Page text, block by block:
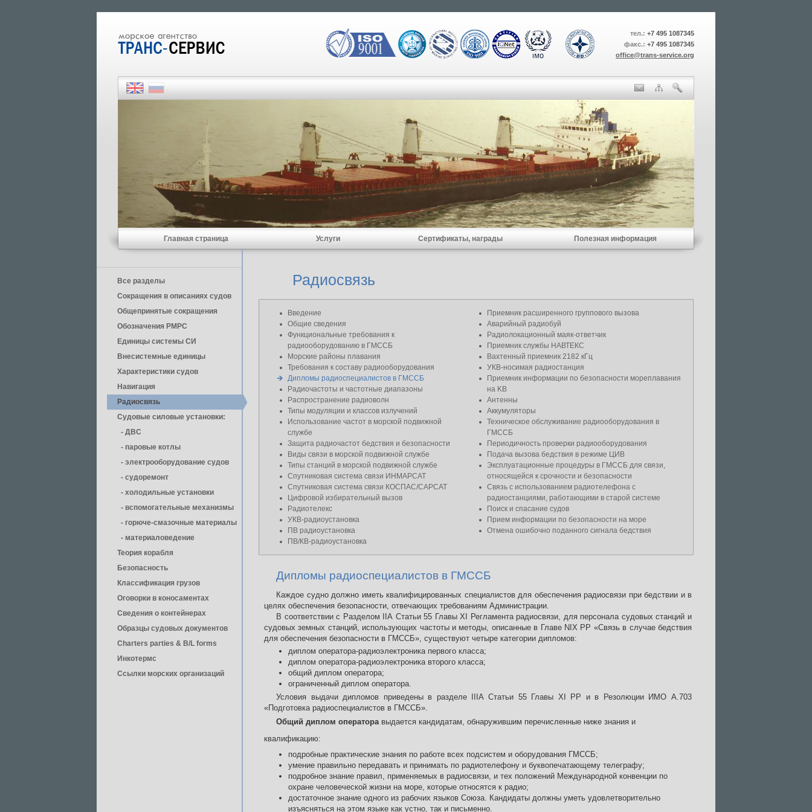
тел.: +7 495 1087345
факс.: +7 495 1087345
office@trans-service.org
Главная страница Услуги Сертификаты, награды Полезная информация
Все разделы
Сокращения в описаниях судов
Общепринятые сокращения
Обозначения РМРС
Единицы cистемы СИ
Внесистемные единицы
Характеристики судов
Навигация
Радиосвязь
Судовые силовые установки:
- ДВС
- паровые котлы
- электрооборудование судов
- cудоремонт
- холодильные установки
- вспомогательные механизмы
- горюче-смазочные материалы
- материаловедение
Теория корабля
Безопасность
Классификация грузов
Оговорки в коносаментах
Сведения о контейнерах
Образцы судовых документов
Charters parties & B/L forms
Инкотермс
Ссылки морских организаций
Радиосвязь
Введение
Общие сведения
Функциональные требования к
радиооборудованию в ГМССБ
Морские районы плавания
Требования к составу радиооборудования
Дипломы радиоспециалистов в ГМССБ
Радиочастоты и частотные диапазоны
Распространение радиоволн
Типы модуляции и классов излучений
Использование частот в морской подвижной
службе
Защита радиочастот бедствия и безопасности
Виды связи в морской подвижной службе
Типы станций в морской подвижной службе
Спутниковая система связи ИНМАРСАТ
Спутниковая система связи КОСПАС/САРСАТ
Цифровой избирательный вызов
Радиотелекс
УКВ-радиоустановка
ПВ радиоустановка
ПВ/КВ-радиоустановка
Приемник расширенного группового вызова
Аварийный радиобуй
Радиолокационный маяк-ответчик
Приемник службы НАВТЕКС
Вахтенный приемник 2182 кГц
УКВ-носимая радиостанция
Приемник информации по безопасности мореплавания
на KB
Антенны
Аккумуляторы
Техническое обслуживание радиооборудования в
ГМССБ
Периодичность проверки радиооборудования
Подача вызова бедствия в режиме ЦИВ
Эксплуатационные процедуры в ГМССБ для связи,
относящейся к срочности и безопасности
Связь с использованием радиотелефона с
радиостанциями, работающими в старой системе
Поиск и спасание судов
Прием информации по безопасности на море
Отмена ошибочно поданного сигнала бедствия
Дипломы радиоспециалистов в ГМССБ
Каждое судно должно иметь квалифицированных специалистов для обеспечения радиосвязи при бедствии и в
целях обеспечения безопасности, отвечающих требованиям Администрации.
В соответствии с Разделом IIА Статьи 55 Главы XI Регламента радиосвязи, для персонала судовых станций и
судовых земных станций, использующих частоты и методы, описанные в Главе NIX PP «Связь в случае бедствия
для обеспечения безопасности в ГМССБ», существуют четыре категории дипломов:
диплом оператора-радиоэлектроника первого класса;
диплом оператора-радиоэлектроника второго класса;
общий диплом оператора;
ограниченный диплом оператора.
Условия выдачи дипломов приведены в разделе IIIA Статьи 55 Главы XI РР и в Резолюции ИМО А.703
«Подготовка радиоспециалистов в ГМССБ».
Общий диплом операторавыдается кандидатам, обнаружившим перечисленные ниже знания и
квалификацию:
подробные практические знания по работе всех подсистем и оборудования ГМССБ;
умение правильно передавать и принимать по радиотелефону и буквопечатающему телеграфу;
подробное знание правил, применяемых в радиосвязи, и тех положений Международной конвенции по
охране человеческой жизни на море, которые относятся к радио;
достаточное знание одного из рабочих языков Союза. Кандидаты должны уметь удовлетворительно
изъясняться на этом языке как устно, так и письменно.